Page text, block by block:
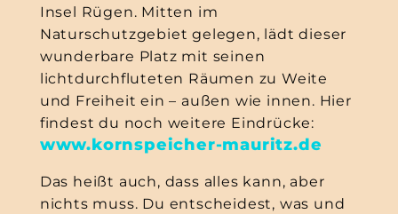
Insel Rügen. Mitten im
Naturschutzgebiet gelegen, lädt dieser
wunderbare Platz mit seinen
lichtdurchfluteten Räumen zu Weite
und Freiheit ein – außen wie innen. Hier
findest du noch weitere Eindrücke:
www.kornspeicher-mauritz.de
Das heißt auch, dass alles kann, aber
nichts muss. Du entscheidest, was und